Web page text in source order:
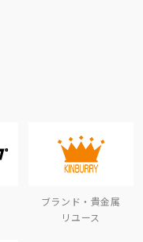
ブランド・貴金属
リユース